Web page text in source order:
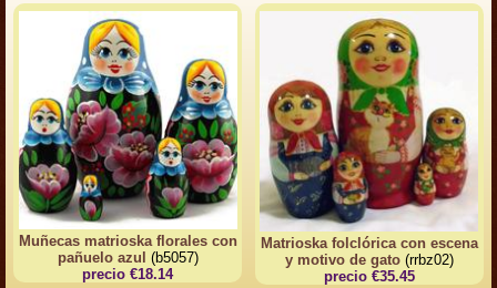
Muñecas matrioska florales con
pañuelo azul (b5057)
precio €18.14
Matrioska folclórica con escena
y motivo de gato(rrbz02)
precio €35.45